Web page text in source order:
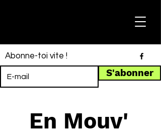
Abonne-toi vite !
S'abonner
En Mouv'